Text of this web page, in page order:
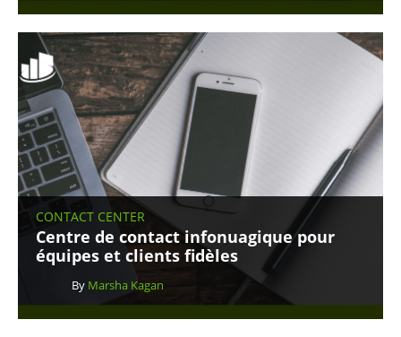
CONTACT CENTER
Centre de contact infonuagique pour
équipes et clients fidèles
By Marsha Kagan